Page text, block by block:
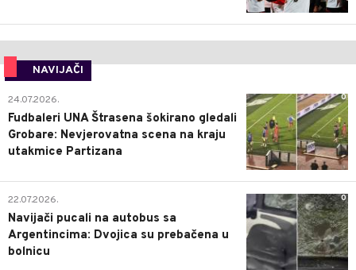
NAVIJAČI
0
24.07.2026.
Fudbaleri UNA Štrasena šokirano gledali
Grobare: Nevjerovatna scena na kraju
utakmice Partizana
0
22.07.2026.
Navijači pucali na autobus sa
Argentincima: Dvojica su prebačena u
bolnicu